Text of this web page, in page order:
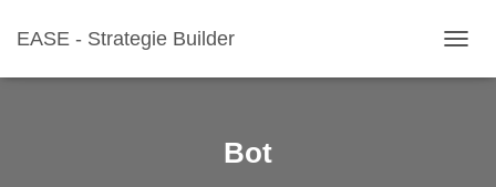
EASE - Strategie Builder
Bot